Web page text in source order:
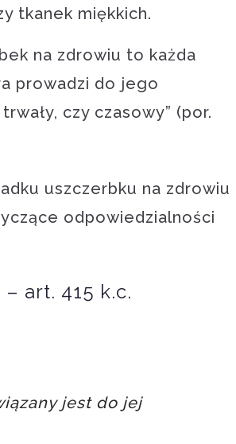
tkanek miękkich.
na zdrowiu to każda
prowadzi do jego
czy czasowy” (por.
uszczerbku na zdrowiu
odpowiedzialności
art. 415 k.c.
jest do jej